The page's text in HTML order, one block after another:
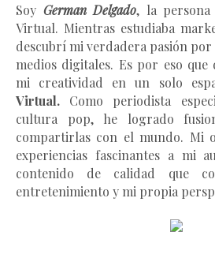
Soy German Delgado, la persona
Virtual. Mientras estudiaba
descubrí mi verdadera pasión
medios digitales. Es por eso
mi creatividad en un solo
Virtual. Como periodista
cultura pop, he logrado
compartirlas con el mundo. Mi
experiencias fascinantes a mi
contenido de calidad que
entretenimiento y mi propia